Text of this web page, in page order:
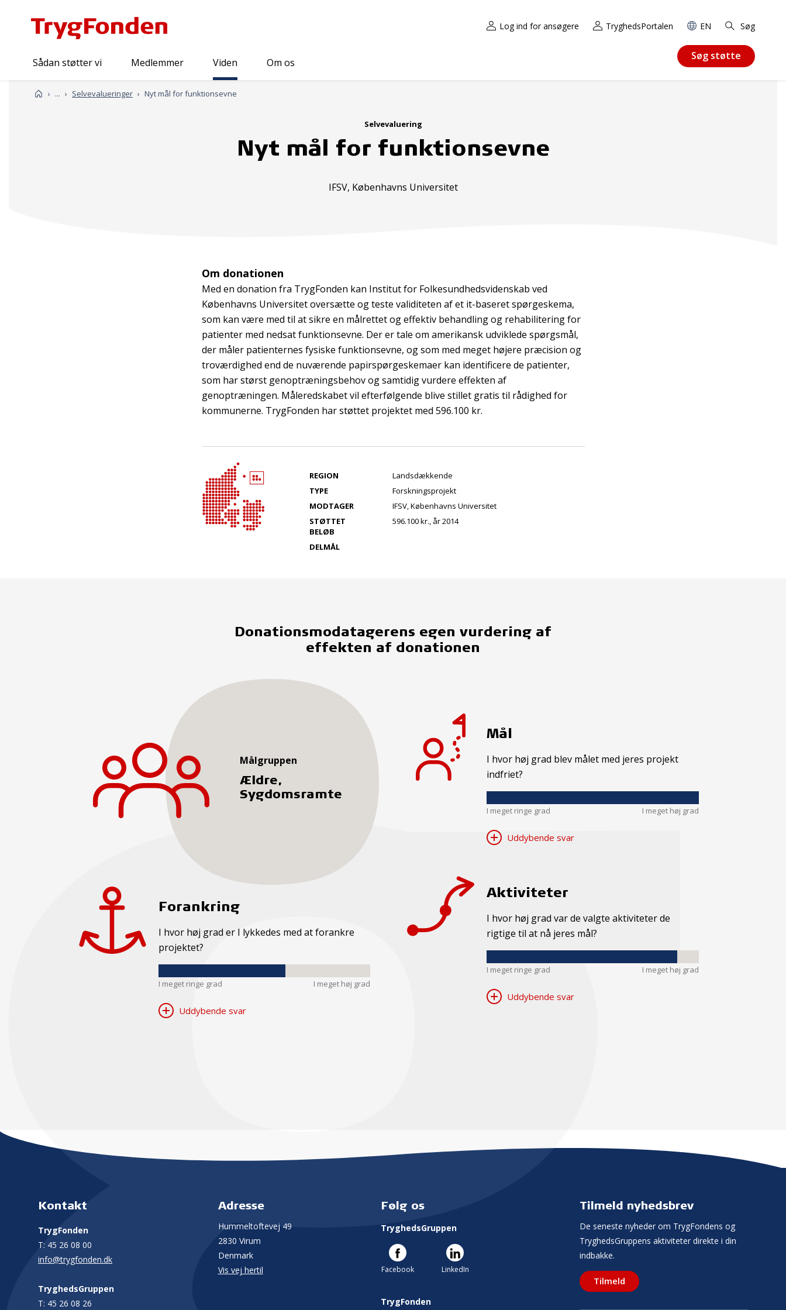
Log ind for ansøgere TryghedsPortalen EN Søg
Sådan støtter vi Medlemmer Viden Om os
Søg støtte
Forside
...
Viden Selvevalueringer Nyt mål for funktionsevne
Selvevaluering
Nyt mål for funktionsevne
IFSV, Københavns Universitet
Om donationen
Med en donation fra TrygFonden kan Institut for Folkesundhedsvidenskab ved
Københavns Universitet oversætte og teste validiteten af et it-baseret spørgeskema,
som kan være med til at sikre en målrettet og effektiv behandling og rehabilitering for
patienter med nedsat funktionsevne. Der er tale om amerikansk udviklede spørgsmål,
der måler patienternes fysiske funktionsevne, og som med meget højere præcision og
troværdighed end de nuværende papirspørgeskemaer kan identificere de patienter,
som har størst genoptræningsbehov og samtidig vurdere effekten af
genoptræningen. Måleredskabet vil efterfølgende blive stillet gratis til rådighed for
kommunerne. TrygFonden har støttet projektet med 596.100 kr.
REGION
Landsdækkende
TYPE
Forskningsprojekt
MODTAGER
IFSV, Københavns Universitet
STØTTET
BELØB
596.100 kr., år 2014
DELMÅL
Donationsmodatagerens egen vurdering af
effekten af donationen
Målgruppen
Ældre,
Sygdomsramte
Forankring
I hvor høj grad er I lykkedes med at forankre
projektet?
I meget ringe grad I meget høj grad
Uddybende svar
Mål
I hvor høj grad blev målet med jeres projekt
indfriet?
I meget ringe grad I meget høj grad
Uddybende svar
Aktiviteter
I hvor høj grad var de valgte aktiviteter de
rigtige til at nå jeres mål?
I meget ringe grad I meget høj grad
Uddybende svar
Tilmeld nyhedsbrev
De seneste nyheder om TrygFondens og
TryghedsGruppens aktiviteter direkte i din
indbakke.
Tilmeld
Kontakt
TrygFonden
T: 45 26 08 00
info@trygfonden.dk
TryghedsGruppen
T: 45 26 08 26
Adresse
Hummeltoftevej 49
2830 Virum
Denmark
Vis vej hertil
Følg os
TryghedsGruppen
Facebook LinkedIn
TrygFonden